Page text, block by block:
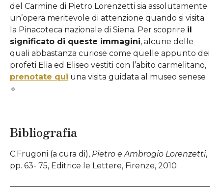
del Carmine di Pietro Lorenzetti sia assolutamente
un’opera meritevole di attenzione quando si visita
la Pinacoteca nazionale di Siena. Per scoprire il
significato di queste immagini, alcune delle
quali abbastanza curiose come quelle appunto dei
profeti Elia ed Eliseo vestiti con l’abito carmelitano,
prenotate qui una visita guidata al museo senese
⟢
Bibliografia
C.Frugoni (a cura di), Pietro e Ambrogio Lorenzetti,
pp. 63- 75, Editrice le Lettere, Firenze, 2010